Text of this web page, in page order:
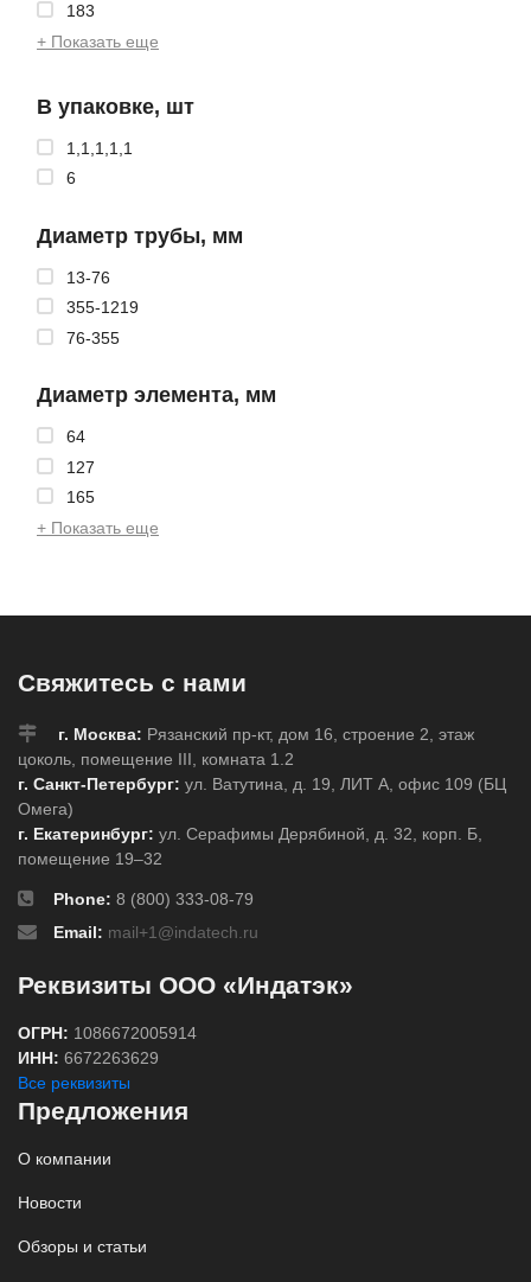
183
+ Показать еще
В упаковке, шт
1,1,1,1,1
6
Диаметр трубы, мм
13-76
355-1219
76-355
Диаметр элемента, мм
64
127
165
+ Показать еще
Свяжитесь с нами
г. Москва: Рязанский пр-кт, дом 16, строение 2, этаж
цоколь, помещение III, комната 1.2
г. Санкт-Петербург: ул. Ватутина, д. 19, ЛИТ А, офис 109 (БЦ
Омега)
г. Екатеринбург: ул. Серафимы Дерябиной, д. 32, корп. Б,
помещение 19–32
Phone: 8 (800) 333-08-79
Email: mail+1@indatech.ru
Реквизиты ООО «Индатэк»
ОГРН: 1086672005914
ИНН: 6672263629
Все реквизиты
Предложения
О компании
Новости
Обзоры и статьи